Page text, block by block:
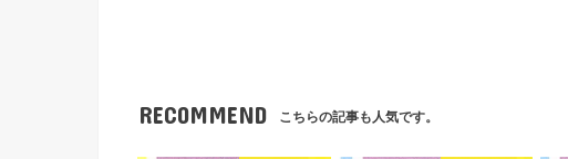
RECOMMEND こちらの記事も人気です。